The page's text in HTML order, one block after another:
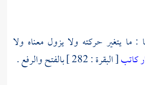
: ما يتغير حركته ولا يزول معناه ولا
كاتب[ البقرة : 282 ] بالفتح والرفع .